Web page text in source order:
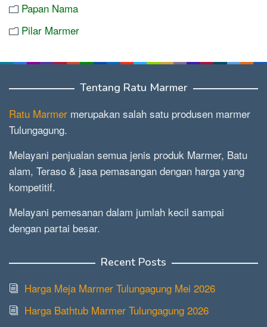
Papan Nama
Pilar Marmer
Tentang Ratu Marmer
Ratu Marmer merupakan salah satu produsen marmer
Tulungagung.
Melayani penjualan semua jenis produk Marmer, Batu
alam, Teraso & jasa pemasangan dengan harga yang
kompetitif.
Melayani pemesanan dalam jumlah kecil sampai
dengan partai besar.
Recent Posts
Harga Meja Marmer Tulungagung Mei 2026
Harga Bathtub Marmer Tulungagung 2026